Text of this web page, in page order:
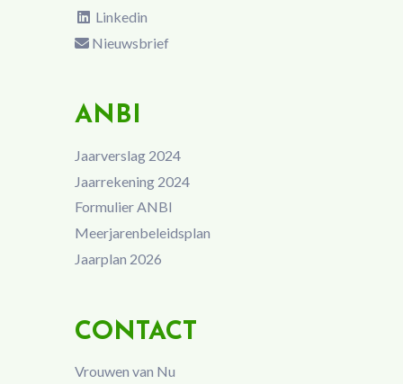
Linkedin
Nieuwsbrief
ANBI
Jaarverslag 2024
Jaarrekening 2024
Formulier ANBI
Meerjarenbeleidsplan
Jaarplan 2026
CONTACT
Vrouwen van Nu